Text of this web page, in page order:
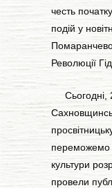
честь
подій у
Революції
Сьогодні,
переможемо
культури
провели